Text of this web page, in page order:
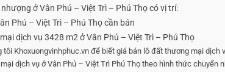
ở Vân Phú – Việt Trì – Phú Thọ có vị trí:
Phú – Việt Trì – Phú Thọ cần bán
dịch vụ 3428 m2 ở Vân Phú – Việt Trì – Phú Thọ
Khoxuongvinhphuc.vn để biết giá bán lô đất thương mại dịch
dịch vụ ở Vân Phú – Việt Trì Phú Thọ theo hình thức chuyển